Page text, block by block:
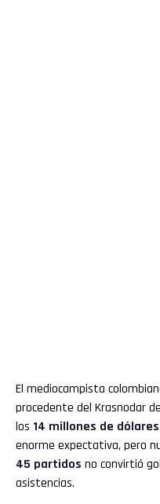
El mediocampista
procedente del Krasnodar
los 14 millones de dólares
enorme expectativa, pero
45 partidos no convirtió
asistencias.